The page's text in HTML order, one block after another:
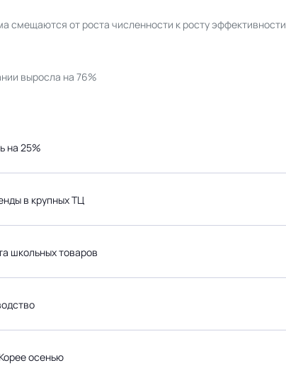
смещаются от роста численности к росту эффективности
выросла на 76%
на 25%
в крупных ТЦ
школьных товаров
осенью